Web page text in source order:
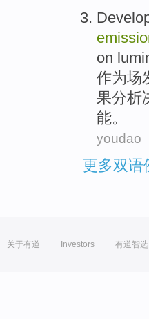
on
作为场
果分析
能。
youdao
更多双语
关于有道 Investors 有道智选